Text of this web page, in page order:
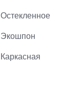
Остекленное
Экошпон
Каркасная